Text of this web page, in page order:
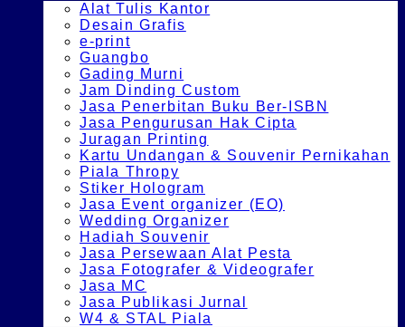
Alat Tulis Kantor
Desain Grafis
e-print
Guangbo
Gading Murni
Jam Dinding Custom
Jasa Penerbitan Buku Ber-ISBN
Jasa Pengurusan Hak Cipta
Juragan Printing
Kartu Undangan & Souvenir Pernikahan
Piala Thropy
Stiker Hologram
Jasa Event organizer (EO)
Wedding Organizer
Hadiah Souvenir
Jasa Persewaan Alat Pesta
Jasa Fotografer & Videografer
Jasa MC
Jasa Publikasi Jurnal
W4 & STAL Piala